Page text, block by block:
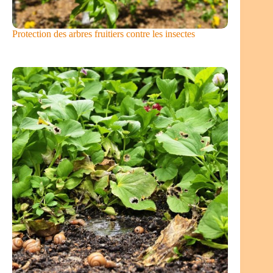
Protection des arbres fruitiers contre les insectes